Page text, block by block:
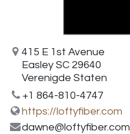
415 E 1st Avenue
Easley SC 29640
Verenigde Staten
+1 864-810-4747
https://loftyfiber.com
dawne@loftyfiber.com